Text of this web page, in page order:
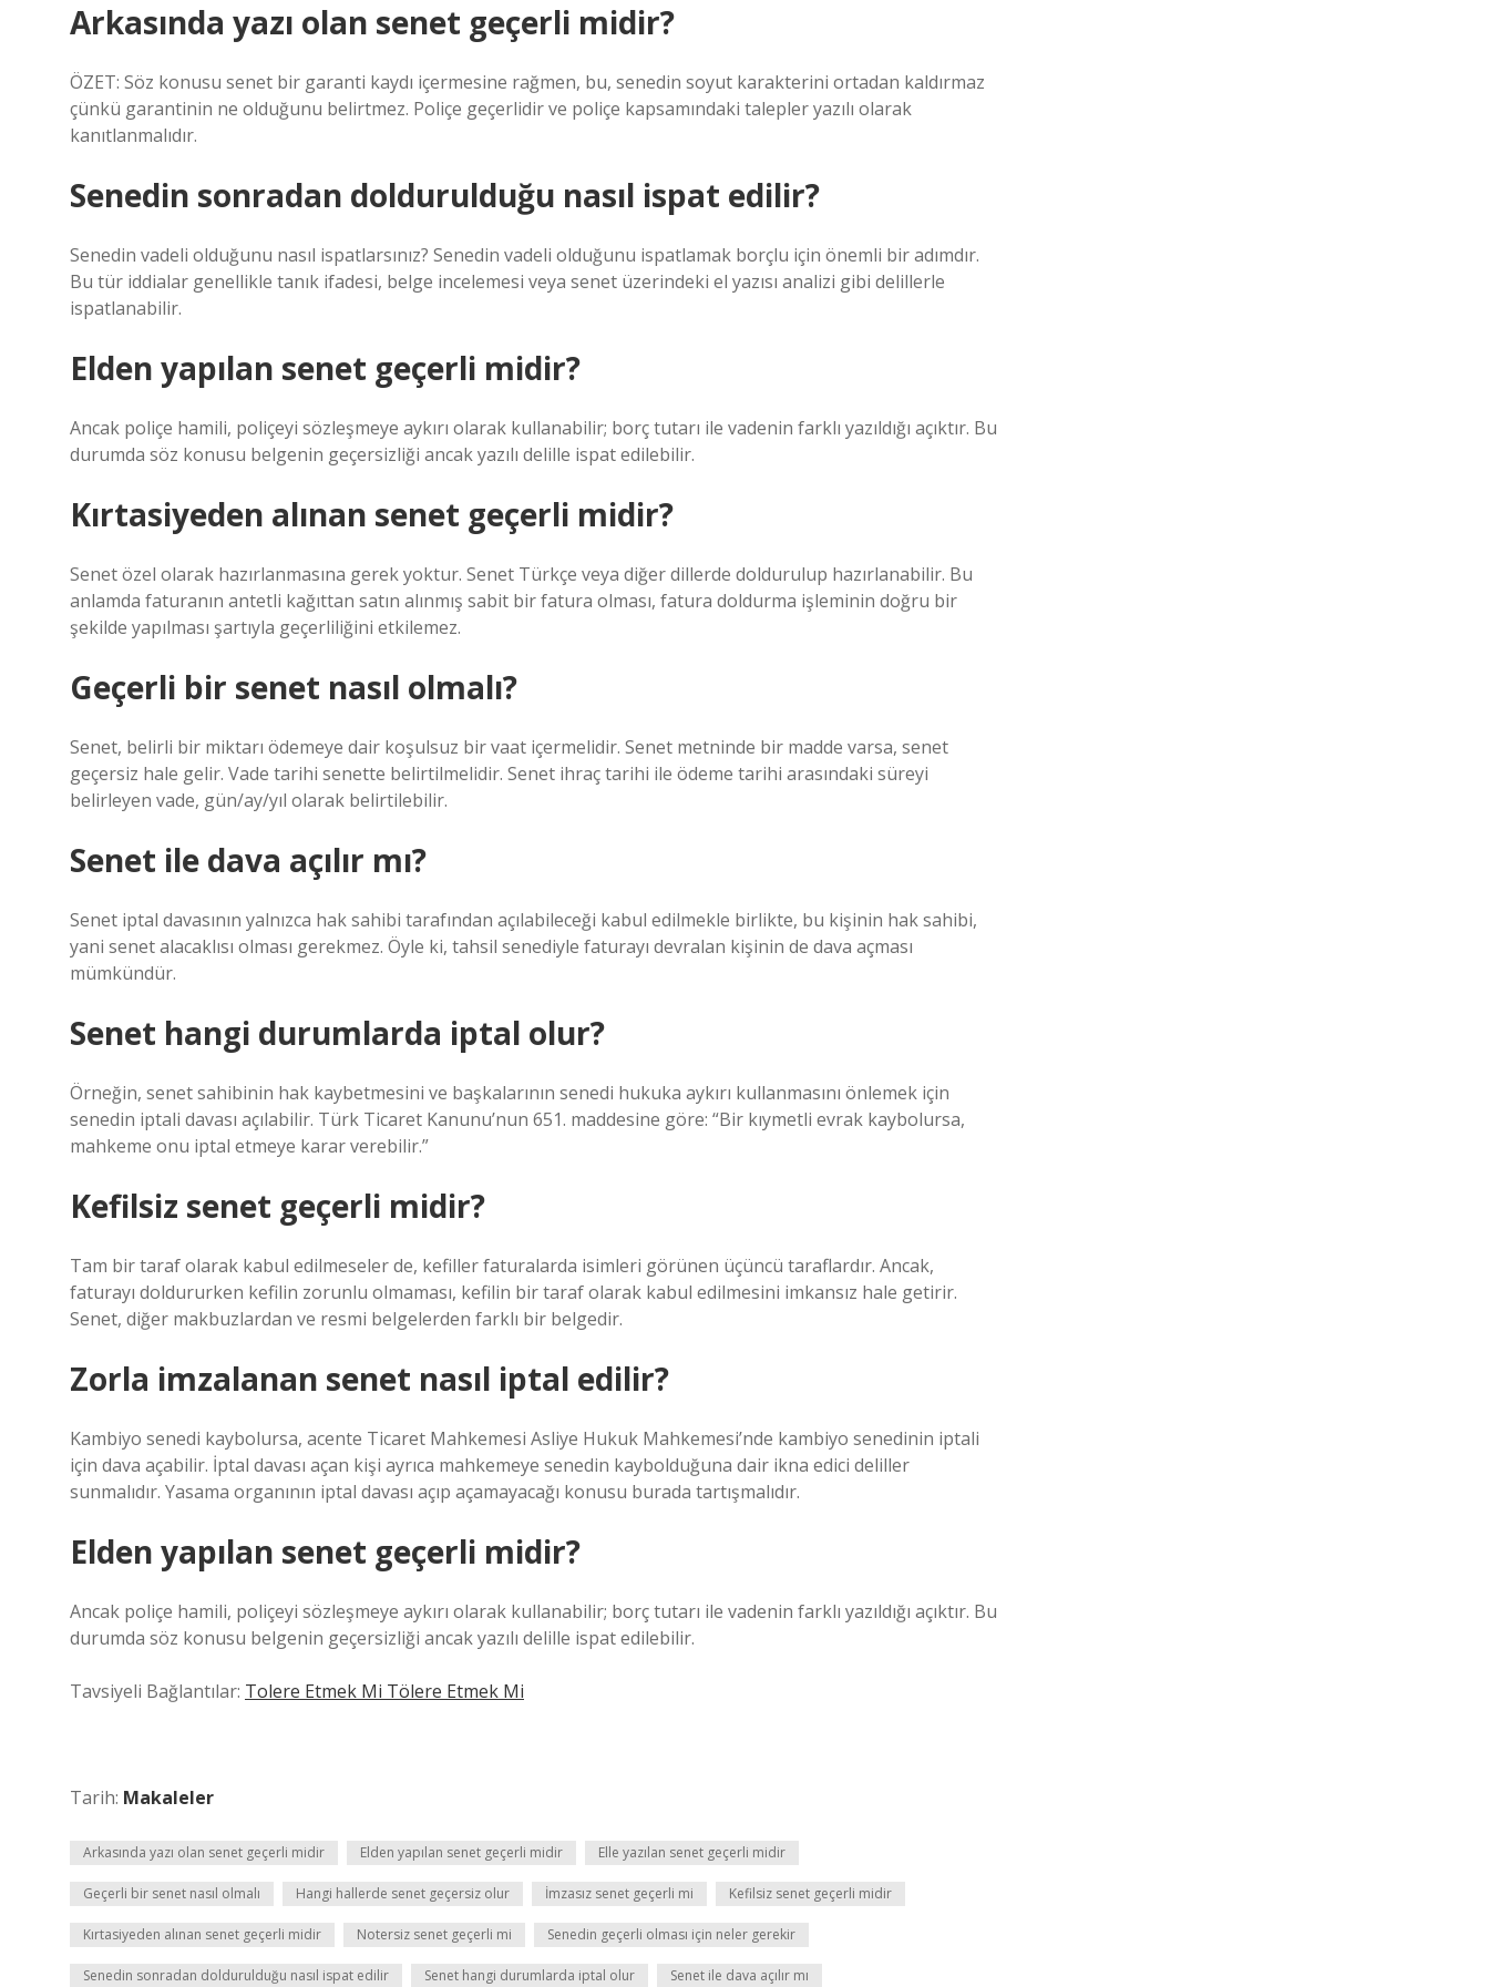
Arkasında yazı olan senet geçerli midir?
ÖZET: Söz konusu senet bir garanti kaydı içermesine rağmen, bu, senedin soyut karakterini ortadan kaldırmaz
çünkü garantinin ne olduğunu belirtmez. Poliçe geçerlidir ve poliçe kapsamındaki talepler yazılı olarak
kanıtlanmalıdır.
Senedin sonradan doldurulduğu nasıl ispat edilir?
Senedin vadeli olduğunu nasıl ispatlarsınız? Senedin vadeli olduğunu ispatlamak borçlu için önemli bir adımdır.
Bu tür iddialar genellikle tanık ifadesi, belge incelemesi veya senet üzerindeki el yazısı analizi gibi delillerle
ispatlanabilir.
Elden yapılan senet geçerli midir?
Ancak poliçe hamili, poliçeyi sözleşmeye aykırı olarak kullanabilir; borç tutarı ile vadenin farklı yazıldığı açıktır. Bu
durumda söz konusu belgenin geçersizliği ancak yazılı delille ispat edilebilir.
Kırtasiyeden alınan senet geçerli midir?
Senet özel olarak hazırlanmasına gerek yoktur. Senet Türkçe veya diğer dillerde doldurulup hazırlanabilir. Bu
anlamda faturanın antetli kağıttan satın alınmış sabit bir fatura olması, fatura doldurma işleminin doğru bir
şekilde yapılması şartıyla geçerliliğini etkilemez.
Geçerli bir senet nasıl olmalı?
Senet, belirli bir miktarı ödemeye dair koşulsuz bir vaat içermelidir. Senet metninde bir madde varsa, senet
geçersiz hale gelir. Vade tarihi senette belirtilmelidir. Senet ihraç tarihi ile ödeme tarihi arasındaki süreyi
belirleyen vade, gün/ay/yıl olarak belirtilebilir.
Senet ile dava açılır mı?
Senet iptal davasının yalnızca hak sahibi tarafından açılabileceği kabul edilmekle birlikte, bu kişinin hak sahibi,
yani senet alacaklısı olması gerekmez. Öyle ki, tahsil senediyle faturayı devralan kişinin de dava açması
mümkündür.
Senet hangi durumlarda iptal olur?
Örneğin, senet sahibinin hak kaybetmesini ve başkalarının senedi hukuka aykırı kullanmasını önlemek için
senedin iptali davası açılabilir. Türk Ticaret Kanunu’nun 651. maddesine göre: “Bir kıymetli evrak kaybolursa,
mahkeme onu iptal etmeye karar verebilir.”
Kefilsiz senet geçerli midir?
Tam bir taraf olarak kabul edilmeseler de, kefiller faturalarda isimleri görünen üçüncü taraflardır. Ancak,
faturayı doldururken kefilin zorunlu olmaması, kefilin bir taraf olarak kabul edilmesini imkansız hale getirir.
Senet, diğer makbuzlardan ve resmi belgelerden farklı bir belgedir.
Zorla imzalanan senet nasıl iptal edilir?
Kambiyo senedi kaybolursa, acente Ticaret Mahkemesi Asliye Hukuk Mahkemesi’nde kambiyo senedinin iptali
için dava açabilir. İptal davası açan kişi ayrıca mahkemeye senedin kaybolduğuna dair ikna edici deliller
sunmalıdır. Yasama organının iptal davası açıp açamayacağı konusu burada tartışmalıdır.
Elden yapılan senet geçerli midir?
Ancak poliçe hamili, poliçeyi sözleşmeye aykırı olarak kullanabilir; borç tutarı ile vadenin farklı yazıldığı açıktır. Bu
durumda söz konusu belgenin geçersizliği ancak yazılı delille ispat edilebilir.
Tavsiyeli Bağlantılar: Tolere Etmek Mi Tölere Etmek Mi
Tarih: Makaleler
Arkasında yazı olan senet geçerli midir Elden yapılan senet geçerli midir Elle yazılan senet geçerli midir
Geçerli bir senet nasıl olmalı Hangi hallerde senet geçersiz olur İmzasız senet geçerli mi Kefilsiz senet geçerli midir
Kırtasiyeden alınan senet geçerli midir Notersiz senet geçerli mi Senedin geçerli olması için neler gerekir
Senedin sonradan doldurulduğu nasıl ispat edilir Senet hangi durumlarda iptal olur Senet ile dava açılır mı